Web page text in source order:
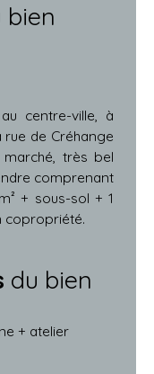
bien
centre-ville, à
de Créhange
très bel
comprenant
+ sous-sol + 1
copropriété.
du bien
+ atelier